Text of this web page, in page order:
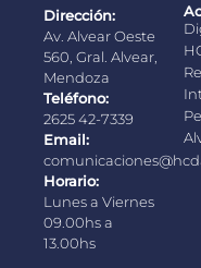
Dirección:
Av. Alvear Oeste
560, Gral. Alvear,
Mendoza
Teléfono:
2625 42-7339
Email:
Horario:
Lunes a Viernes
09.00hs a
13.00hs